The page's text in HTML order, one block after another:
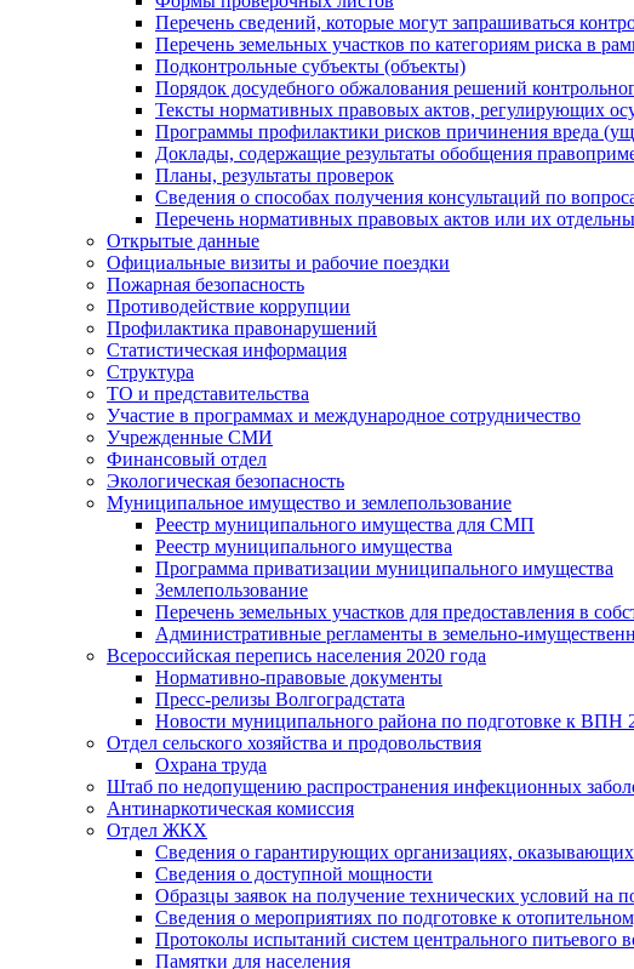
Перечень сведений, которые могут запрашиваться
Перечень земельных участков по категориям риска в
Подконтрольные субъекты (объекты)
Порядок досудебного обжалования решений
Тексты нормативных правовых актов, регулирующих
Программы профилактики рисков причинения вреда
Доклады, содержащие результаты обобщения
Планы, результаты проверок
Сведения о способах получения консультаций по
Перечень нормативных правовых актов или их
Открытые данные
Официальные визиты и рабочие поездки
Пожарная безопасность
Противодействие коррупции
Профилактика правонарушений
Статистическая информация
Структура
ТО и представительства
Участие в программах и международное сотрудничество
Учрежденные СМИ
Финансовый отдел
Экологическая безопасность
Муниципальное имущество и землепользование
Реестр муниципального имущества для СМП
Реестр муниципального имущества
Программа приватизации муниципального имущества
Землепользование
Перечень земельных участков для предоставления в
Административные регламенты в земельно-
Всероссийская перепись населения 2020 года
Нормативно-правовые документы
Пресс-релизы Волгоградстата
Новости муниципального района по подготовке к ВПН
Отдел сельского хозяйства и продовольствия
Охрана труда
Штаб по недопущению распространения инфекционных
Антинаркотическая комиссия
Отдел ЖКХ
Сведения о гарантирующих организациях,
Сведения о доступной мощности
Образцы заявок на получение технических условий на
Сведения о мероприятиях по подготовке к
Протоколы испытаний систем центрального питьевого
Памятки для населения